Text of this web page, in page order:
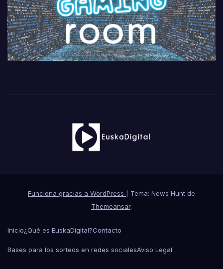
Funciona gracias a WordPress
Tema: News Hunt de
Themeansar.
Inicio¿Qué es EuskaDigital?Contacto
Bases para los sorteos en redes socialesAviso Legal